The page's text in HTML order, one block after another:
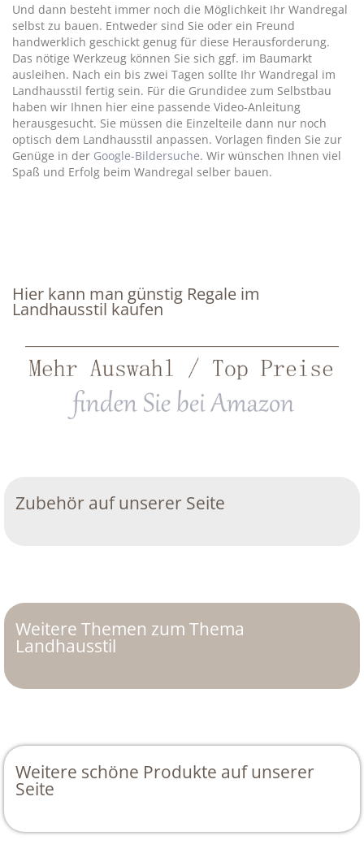
Und dann besteht immer noch die Möglichkeit Ihr Wandregal
selbst zu bauen. Entweder sind Sie oder ein Freund
handwerklich geschickt genug für diese Herausforderung.
Das nötige Werkzeug können Sie sich ggf. im Baumarkt
ausleihen. Nach ein bis zwei Tagen sollte Ihr Wandregal im
Landhausstil fertig sein. Für die Grundidee zum Selbstbau
haben wir Ihnen hier eine passende Video-Anleitung
herausgesucht. Sie müssen die Einzelteile dann nur noch
optisch dem Landhausstil anpassen. Vorlagen finden Sie zur
Genüge in der Google-Bildersuche. Wir wünschen Ihnen viel
Spaß und Erfolg beim Wandregal selber bauen.
Hier kann man günstig Regale im
Landhausstil kaufen
Zubehör auf unserer Seite
Weitere Themen zum Thema
Landhausstil
Weitere schöne Produkte auf unserer
Seite